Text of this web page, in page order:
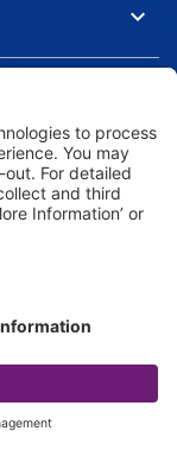
keyboard_arrow_down